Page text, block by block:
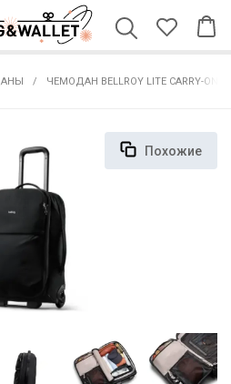
ЧЕМОДАН BELLROY LITE CARRY-ON
Похожие